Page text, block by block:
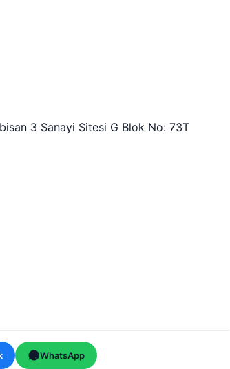
3 Sanayi Sitesi G Blok No: 73T
WhatsApp